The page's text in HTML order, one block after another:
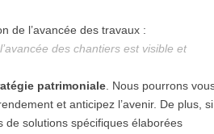
de l’avancée des travaux :
des chantiers est visible et
patrimoniale . Nous pourrons
et anticipez l’avenir. De plus, si
de solutions spécifiques élaborées